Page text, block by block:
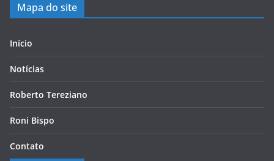
Mapa do site
Início
Notícias
Roberto Tereziano
Roni Bispo
Contato